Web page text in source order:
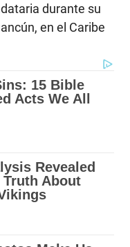
durante su
en el Caribe